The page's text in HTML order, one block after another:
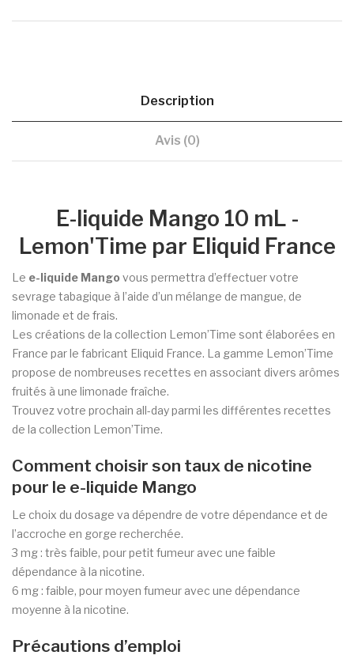
Description
Avis (0)
E-liquide Mango 10 mL -
Lemon'Time par Eliquid France
Le e-liquide Mango vous permettra d’effectuer votre
sevrage tabagique à l’aide d’un mélange de mangue, de
limonade et de frais.
Les créations de la collection Lemon’Time sont élaborées en
France par le fabricant Eliquid France. La gamme Lemon’Time
propose de nombreuses recettes en associant divers arômes
fruités à une limonade fraîche.
Trouvez votre prochain all-day parmi les différentes recettes
de la collection Lemon’Time.
Comment choisir son taux de nicotine
pour le e-liquide Mango
Le choix du dosage va dépendre de votre dépendance et de
l’accroche en gorge recherchée.
3 mg : très faible, pour petit fumeur avec une faible
dépendance à la nicotine.
6 mg : faible, pour moyen fumeur avec une dépendance
moyenne à la nicotine.
Précautions d’emploi